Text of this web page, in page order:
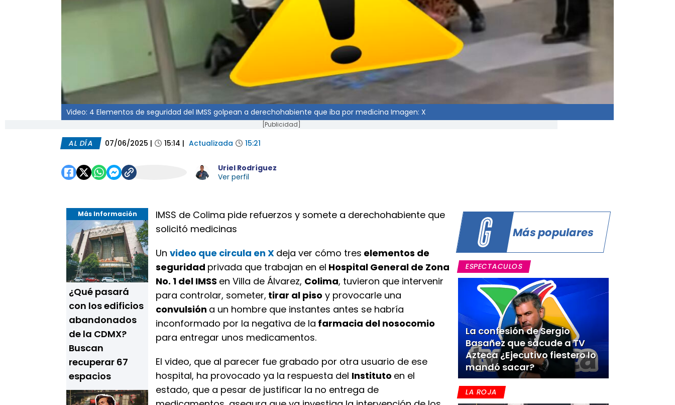
Video: 4 Elementos de seguridad del IMSS golpean a derechohabiente que iba por medicina Imagen: X
[Publicidad]
AL DÍA 07/06/2025 | 15:14 | Actualizada 15:21
Uriel Rodríguez
Ver perfil
Más Información
¿Qué pasará
con los edificios
abandonados
de la CDMX?
Buscan
recuperar 67
espacios
IMSS de Colima pide refuerzos y somete a derechohabiente que
solicitó medicinas
Un video que circula en X deja ver cómo tres elementos de
seguridad privada que trabajan en el Hospital General de Zona
No. 1 del IMSS en Villa de Álvarez, Colima, tuvieron que intervenir
para controlar, someter, tirar al piso y provocarle una
convulsión a un hombre que instantes antes se habría
inconformado por la negativa de la farmacia del nosocomio
para entregar unos medicamentos.
El video, que al parecer fue grabado por otra usuario de ese
hospital, ha provocado ya la respuesta del Instituto en el
estado, que a pesar de justificar la no entrega de
Más populares
ESPECTACULOS
La confesión de Sergio
Basañez que sacude a TV
Azteca ¿Ejecutivo fiestero lo
mandó sacar?
LA ROJA